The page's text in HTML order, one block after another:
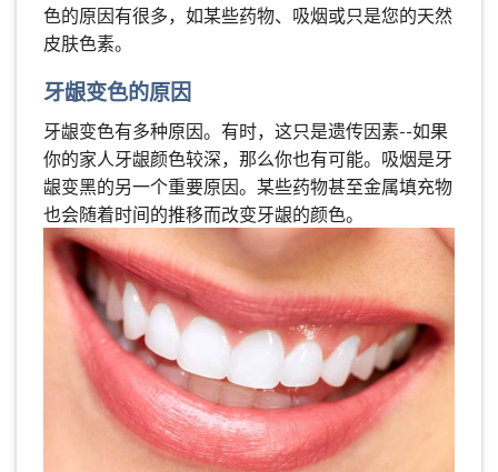
色的原因有很多，如某些药物、吸烟或只是您的天然
皮肤色素。
牙龈变色的原因
牙龈变色有多种原因。有时，这只是遗传因素--如果
你的家人牙龈颜色较深，那么你也有可能。吸烟是牙
龈变黑的另一个重要原因。某些药物甚至金属填充物
也会随着时间的推移而改变牙龈的颜色。